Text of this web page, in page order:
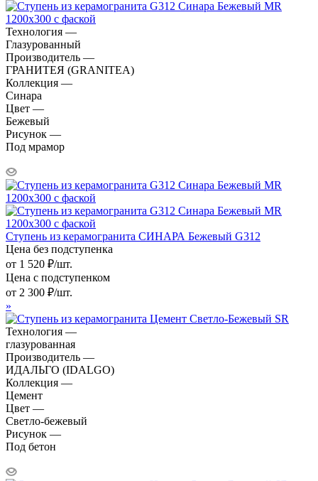
Технология —
Глазурованный
Производитель —
ГРАНИТЕЯ (GRANITEA)
Коллекция —
Синара
Цвет —
Бежевый
Рисунок —
Под мрамор
Ступень из керамогранита СИНАРА Бежевый G312
Цена без подступенка
от 1 520 ₽/шт.
Цена с подступенком
от 2 300 ₽/шт.
»
Технология —
глазурованная
Производитель —
ИДАЛЬГО (IDALGO)
Коллекция —
Цемент
Цвет —
Светло-бежевый
Рисунок —
Под бетон